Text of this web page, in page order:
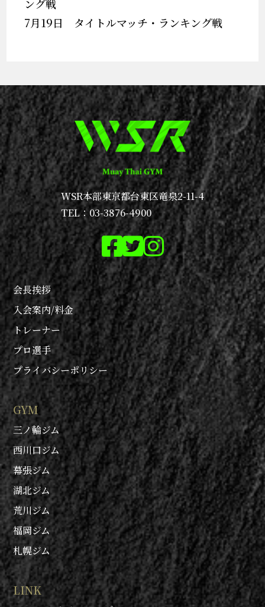
ング戦
7月19日 タイトルマッチ・ランキング戦
WSR本部東京都台東区竜泉2-11-4
TEL：03-3876-4900
会長挨拶
入会案内/料金
トレーナー
プロ選手
プライバシーポリシー
GYM
三ノ輪ジム
西川口ジム
幕張ジム
湖北ジム
荒川ジム
福岡ジム
札幌ジム
LINK